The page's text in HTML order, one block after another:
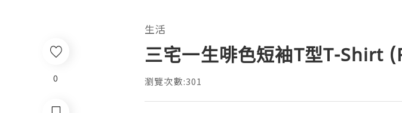
0
生活
三宅一生啡色短袖T型T-Shirt
瀏覽次數:301